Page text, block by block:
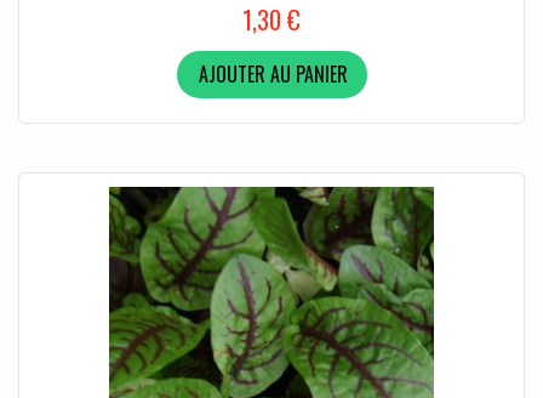
1,30 €
AJOUTER AU PANIER